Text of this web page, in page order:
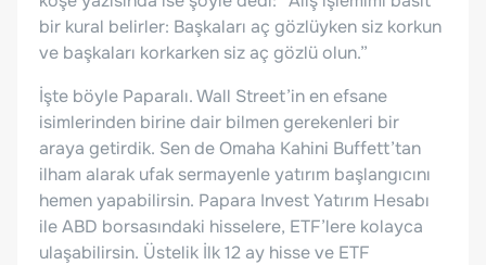
bir kural belirler: Başkaları aç gözlüyken siz korkun
ve başkaları korkarken siz aç gözlü olun.”
İşte böyle Paparalı. Wall Street’in en efsane
isimlerinden birine dair bilmen gerekenleri bir
araya getirdik. Sen de Omaha Kahini Buffett’tan
ilham alarak ufak sermayenle yatırım başlangıcını
hemen yapabilirsin. Papara Invest Yatırım Hesabı
ile ABD borsasındaki hisselere, ETF’lere kolayca
ulaşabilirsin. Üstelik İlk 12 ay hisse ve ETF